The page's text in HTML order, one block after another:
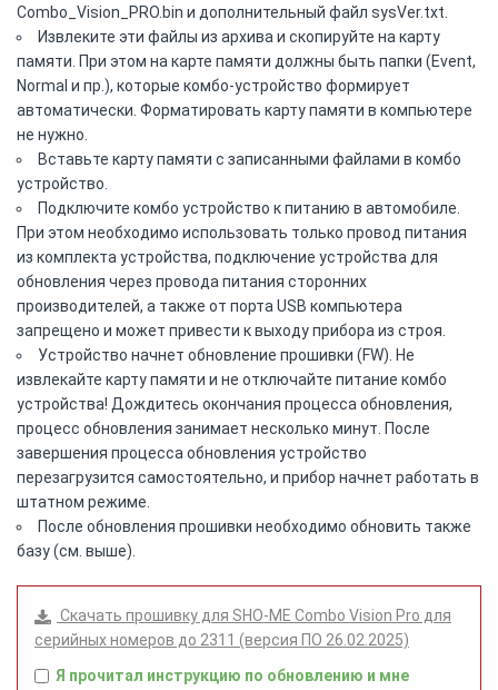
Combo_Vision_PRO.bin и дополнительный файл sysVer.txt.
Извлеките эти файлы из архива и скопируйте на карту
памяти. При этом на карте памяти должны быть папки (Event,
Normal и пр.), которые комбо-устройство формирует
автоматически. Форматировать карту памяти в компьютере
не нужно.
Вставьте карту памяти с записанными файлами в комбо
устройство.
Подключите комбо устройство к питанию в автомобиле.
При этом необходимо использовать только провод питания
из комплекта устройства, подключение устройства для
обновления через провода питания сторонних
производителей, а также от порта USB компьютера
запрещено и может привести к выходу прибора из строя.
Устройство начнет обновление прошивки (FW). Не
извлекайте карту памяти и не отключайте питание комбо
устройства! Дождитесь окончания процесса обновления,
процесс обновления занимает несколько минут. После
завершения процесса обновления устройство
перезагрузится самостоятельно, и прибор начнет работать в
штатном режиме.
После обновления прошивки необходимо обновить также
базу (см. выше).
Скачать прошивку для SHO-ME Combo Vision Pro для
серийных номеров до 2311 (версия ПО 26.02.2025)
Я прочитал инструкцию по обновлению и мне